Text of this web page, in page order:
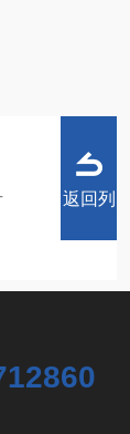
返回列
表